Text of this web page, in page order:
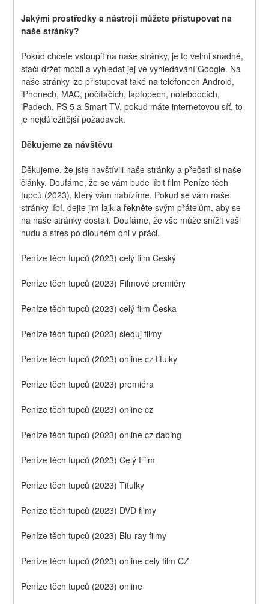
Jakými prostředky a nástroji můžete přistupovat na
naše stránky?
Pokud chcete vstoupit na naše stránky, je to velmi snadné,
stačí držet mobil a vyhledat jej ve vyhledávání Google. Na
naše stránky lze přistupovat také na telefonech Android,
iPhonech, MAC, počítačích, laptopech, noteboocích,
iPadech, PS 5 a Smart TV, pokud máte internetovou síť, to
je nejdůležitější požadavek.
Děkujeme za návštěvu
Děkujeme, že jste navštívili naše stránky a přečetli si naše
články. Doufáme, že se vám bude líbit film Peníze těch
tupců (2023), který vám nabízíme. Pokud se vám naše
stránky líbí, dejte jim lajk a řekněte svým přátelům, aby se
na naše stránky dostali. Doufáme, že vše může snížit vaši
nudu a stres po dlouhém dni v práci.
Peníze těch tupců (2023) celý film Český
Peníze těch tupců (2023) Filmové premiéry
Peníze těch tupců (2023) celý film Česka
Peníze těch tupců (2023) sleduj filmy
Peníze těch tupců (2023) online cz titulky
Peníze těch tupců (2023) premiéra
Peníze těch tupců (2023) online cz
Peníze těch tupců (2023) online cz dabing
Peníze těch tupců (2023) Celý Film
Peníze těch tupců (2023) Titulky
Peníze těch tupců (2023) DVD filmy
Peníze těch tupců (2023) Blu-ray filmy
Peníze těch tupců (2023) online cely film CZ
Peníze těch tupců (2023) online